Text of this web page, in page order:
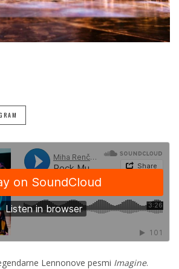
Lennonove pesmi Imagine.